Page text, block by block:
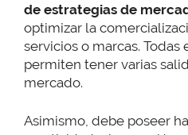
de estrategias de
optimizar la
servicios o marcas. Todas
permiten tener varias
mercado.
Asimismo, debe poseer